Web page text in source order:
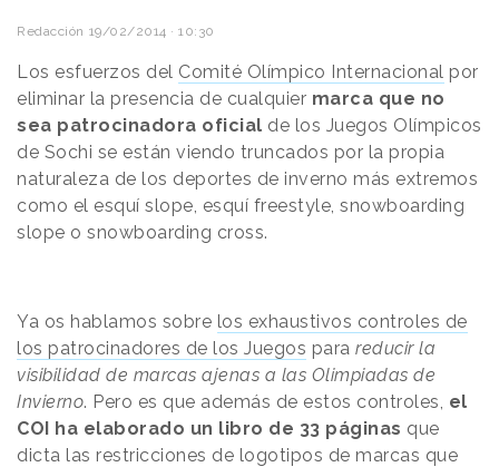
Redacción 19/02/2014 · 10:30
Los esfuerzos del Comité Olímpico Internacional por
eliminar la presencia de cualquier marca que no
sea patrocinadora oficial de los Juegos Olímpicos
de Sochi se están viendo truncados por la propia
naturaleza de los deportes de inverno más extremos
como el esquí slope, esquí freestyle, snowboarding
slope o snowboarding cross.
Ya os hablamos sobre los exhaustivos controles de
los patrocinadores de los Juegos para reducir la
visibilidad de marcas ajenas a las Olimpiadas de
Invierno. Pero es que además de estos controles, el
COI ha elaborado un libro de 33 páginas que
dicta las restricciones de logotipos de marcas que